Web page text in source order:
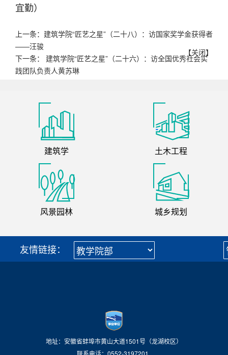
宜勤）
上一条： 建筑学院“匠艺之星”（二十八）：访国家奖学金获得者
——汪骏
下一条：
建筑学院“匠艺之星”（二十六）：访全国优秀社会实
践团队负责人黄苏琳
【关闭】
建筑学 土木工程
风景园林 城乡规划
友情链接：
地址：安徽省蚌埠市黄山大道1501号（龙湖校区）